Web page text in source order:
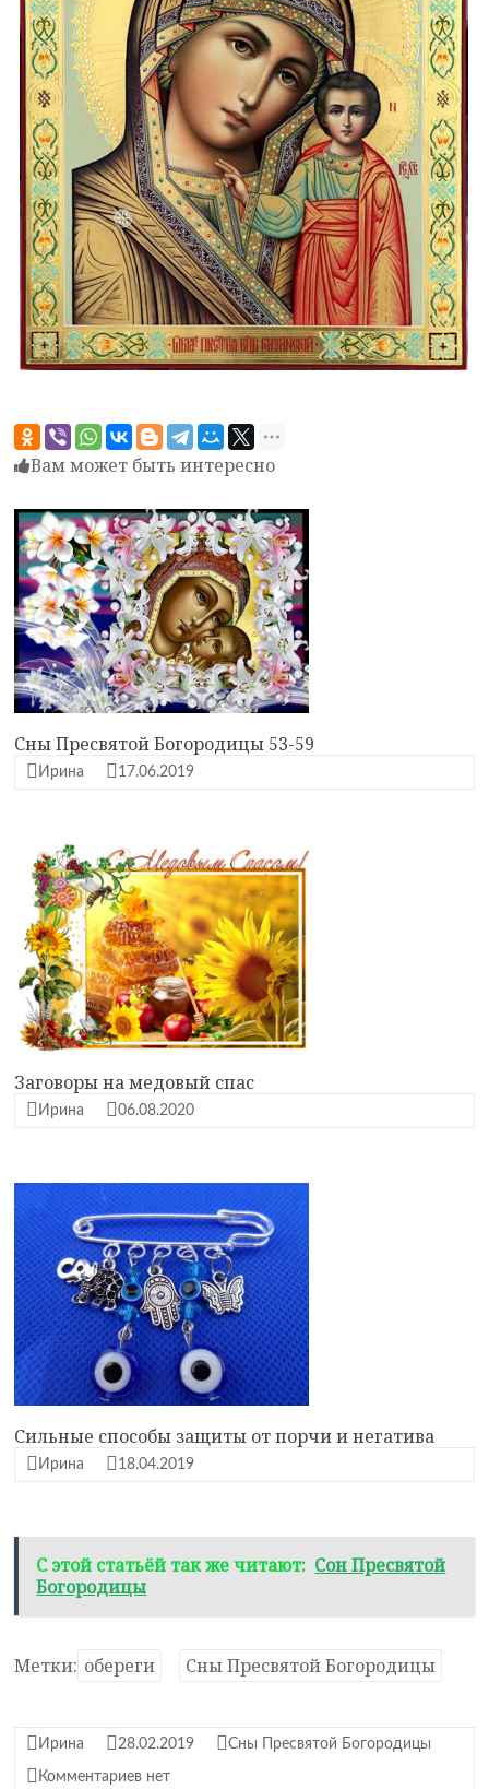
Вам может быть интересно
Сны Пресвятой Богородицы 53-59
Ирина 17.06.2019
Заговоры на медовый спас
Ирина 06.08.2020
Сильные способы защиты от порчи и негатива
Ирина 18.04.2019
С этой статьёй так же читают: Сон Пресвятой
Богородицы
Метки: обереги Сны Пресвятой Богородицы
Ирина 28.02.2019 Сны Пресвятой Богородицы
Комментариев нет